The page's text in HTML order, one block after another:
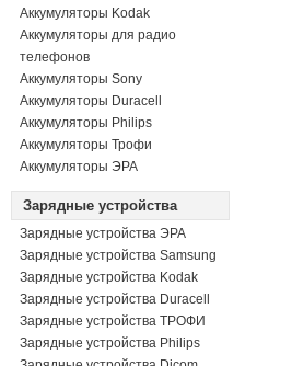
Аккумуляторы Kodak
Аккумуляторы для радио
телефонов
Аккумуляторы Sony
Аккумуляторы Duracell
Аккумуляторы Philips
Аккумуляторы Трофи
Аккумуляторы ЭРА
Зарядные устройства
Зарядные устройства ЭРА
Зарядные устройства Samsung
Зарядные устройства Kodak
Зарядные устройства Duracell
Зарядные устройства ТРОФИ
Зарядные устройства Philips